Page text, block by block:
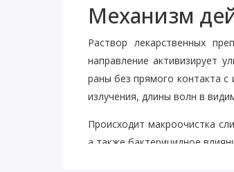
Механизм
Раствор лекарственных
направление активизирует
раны без прямого контакта с
излучения, длины волн в
Происходит макроочистка
а также бактерицидное